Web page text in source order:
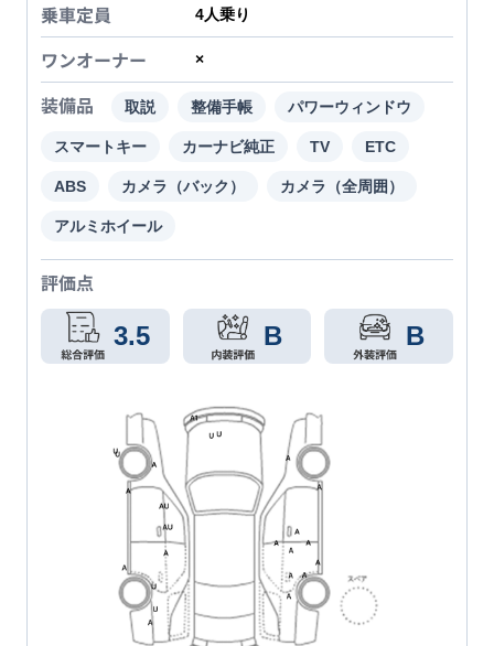
乗車定員 4人乗り
ワンオーナー ×
装備品 取説 整備手帳 パワーウィンドウ
スマートキー カーナビ純正 TV ETC
ABS カメラ（バック） カメラ（全周囲）
アルミホイール
評価点
3.5 B B